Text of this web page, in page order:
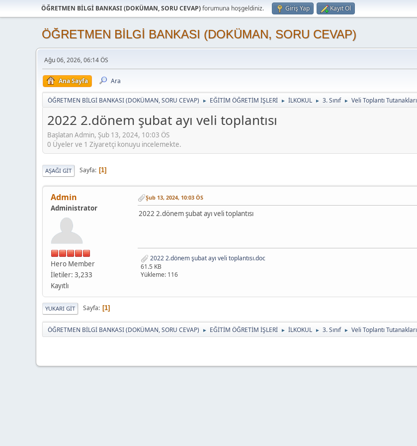
ÖĞRETMEN BİLGİ BANKASI (DOKÜMAN, SORU CEVAP)forumuna hoşgeldiniz. Giriş Yap Kayıt Ol
ÖĞRETMEN BİLGİ BANKASI (DOKÜMAN, SORU CEVAP)
Ağu 06, 2026, 06:14 ÖS
Ana Sayfa Ara
ÖĞRETMEN BİLGİ BANKASI (DOKÜMAN, SORU CEVAP) ► EĞİTİM ÖĞRETİM İŞLERİ ► İLKOKUL ► 3. Sınıf ► Veli Toplantı Tutanakları
2022 2.dönem şubat ayı veli toplantısı
Başlatan Admin, Şub 13, 2024, 10:03 ÖS
0 Üyeler ve 1 Ziyaretçi konuyu incelemekte.
AŞAĞI GIT Sayfa 1
Admin
Administrator
Hero Member
İletiler: 3,233
Kayıtlı
Şub 13, 2024, 10:03 ÖS
2022 2.dönem şubat ayı veli toplantısı
2022 2.dönem şubat ayı veli toplantısı.doc
61.5 KB
Yükleme: 116
YUKARI GIT Sayfa 1
ÖĞRETMEN BİLGİ BANKASI (DOKÜMAN, SORU CEVAP) ► EĞİTİM ÖĞRETİM İŞLERİ ► İLKOKUL ► 3. Sınıf ► Veli Toplantı Tutanakları